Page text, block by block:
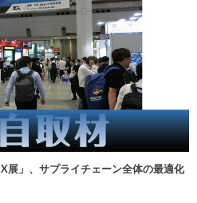
展」、サプライチェーン全体の最適化